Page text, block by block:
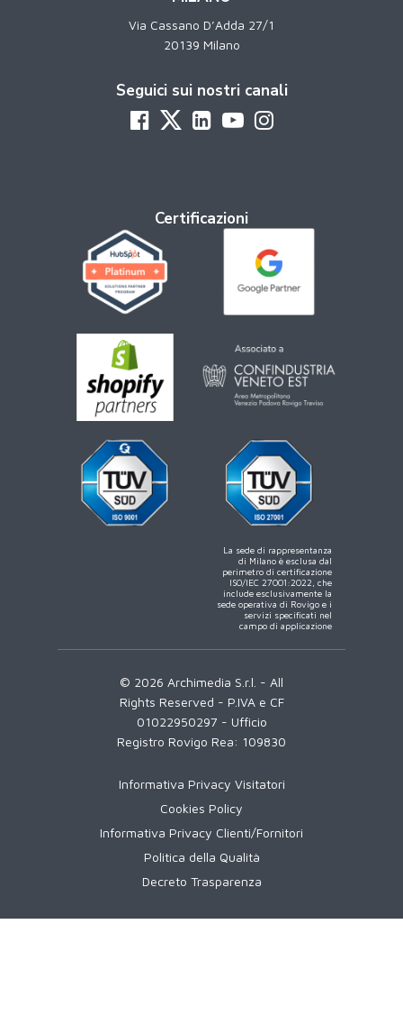
Via Cassano D’Adda 27/1
20139 Milano
Seguici sui nostri canali
Certificazioni
La sede di rappresentanza
di Milano è esclusa dal
perimetro di certificazione
ISO/IEC 27001:2022, che
include esclusivamente la
sede operativa di Rovigo e i
servizi specificati nel
campo di applicazione
© 2026 Archimedia S.r.l. - All
Rights Reserved - P.IVA e CF
01022950297 - Ufficio
Registro Rovigo Rea: 109830
Informativa Privacy Visitatori
Cookies Policy
Informativa Privacy Clienti/Fornitori
Politica della Qualità
Decreto Trasparenza